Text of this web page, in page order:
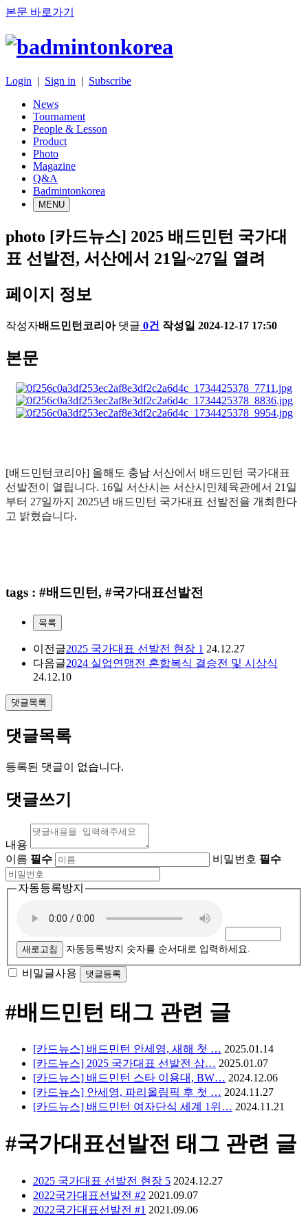
본문 바로가기
Login | Sign in | Subscribe
News
Tournament
People & Lesson
Product
Photo
Magazine
Q&A
Badmintonkorea
MENU
photo [카드뉴스] 2025 배드민턴 국가대
표 선발전, 서산에서 21일~27일 열려
페이지 정보
작성자배드민턴코리아 댓글 0건 작성일 2024-12-17 17:50
본문
[배드민턴코리아] 올해도 충남 서산에서 배드민턴 국가대표
선발전이 열립니다. 16일 서산시는 서산시민체육관에서 21일
부터 27일까지 2025년 배드민턴 국가대표 선발전을 개최한다
고 밝혔습니다.
tags : #배드민턴, #국가대표선발전
목록
이전글2025 국가대표 선발전 현장 1 24.12.27
다음글2024 실업연맹전 혼합복식 결승전 및 시상식
24.12.10
댓글목록
댓글목록
등록된 댓글이 없습니다.
댓글쓰기
내용
이름 필수 비밀번호 필수
자동등록방지
새로고침 자동등록방지 숫자를 순서대로 입력하세요.
비밀글사용
#배드민턴 태그 관련 글
[카드뉴스] 배드민턴 안세영, 새해 첫 … 2025.01.14
[카드뉴스] 2025 국가대표 선발전 삼… 2025.01.07
[카드뉴스] 배드민턴 스타 이용대, BW… 2024.12.06
[카드뉴스] 안세영, 파리올림픽 후 첫 … 2024.11.27
[카드뉴스] 배드민턴 여자단식 세계 1위… 2024.11.21
#국가대표선발전 태그 관련 글
2025 국가대표 선발전 현장 5 2024.12.27
2022국가대표선발전 #2 2021.09.07
2022국가대표선발전 #1 2021.09.06